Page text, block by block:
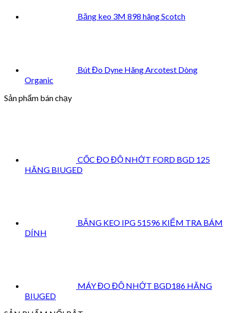
Băng keo 3M 898 hãng Scotch
Bút Đo Dyne Hãng Arcotest Dòng
Organic
Sản phẩm bán chạy
CỐC ĐO ĐỘ NHỚT FORD BGD 125
HÃNG BIUGED
BĂNG KEO IPG 51596 KIỂM TRA BÁM
DÍNH
MÁY ĐO ĐỘ NHỚT BGD186 HÃNG
BIUGED